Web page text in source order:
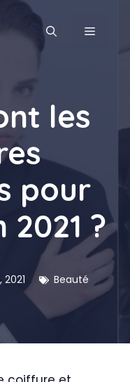
MENU
les
pour
?
Beauté